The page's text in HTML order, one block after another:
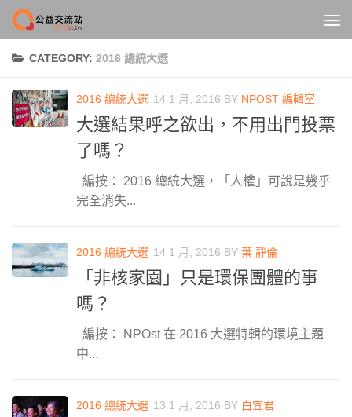
Skip to content
CATEGORY: 2016 總統大選
2016 總統大選 14 1 月, 2016 BY NPOST 編輯室
大選結果呼之欲出，不用出門投票
了嗎？
編按： 2016 總統大選，「人權」可說是幾乎
完全消失...
2016 總統大選 14 1 月, 2016 BY 葉 靜倫
「非核家園」只是環保團體的事
嗎？
編按： NPOst 在 2016 大選特輯的環境主題
中...
2016 總統大選 13 1 月, 2016 BY 白宜君